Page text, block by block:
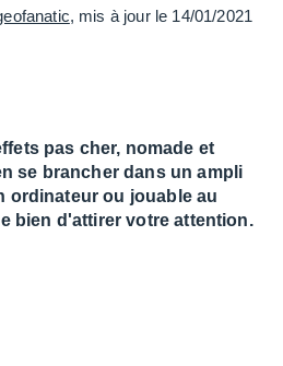
, mis à jour le 14/01/2021
pas cher, nomade et
se brancher dans un ampli
ordinateur ou jouable au
bien d'attirer votre attention.